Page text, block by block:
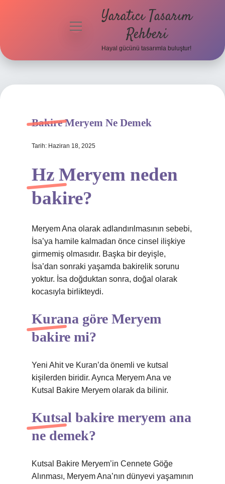
menüyü
Yaratıcı Tasarım
Rehberi
Hayal gücünü tasarımla buluştur!
Bakire Meryem Ne Demek
Tarih: Haziran 18, 2025
Hz Meryem neden
bakire?
Meryem Ana olarak adlandırılmasının sebebi,
İsa’ya hamile kalmadan önce cinsel ilişkiye
girmemiş olmasıdır. Başka bir deyişle,
İsa’dan sonraki yaşamda bakirelik sorunu
yoktur. İsa doğduktan sonra, doğal olarak
kocasıyla birlikteydi.
Kurana göre Meryem
bakire mi?
Yeni Ahit ve Kuran’da önemli ve kutsal
kişilerden biridir. Ayrıca Meryem Ana ve
Kutsal Bakire Meryem olarak da bilinir.
Kutsal bakire meryem ana
ne demek?
Kutsal Bakire Meryem’in Cennete Göğe
Alınması, Meryem Ana’nın dünyevi yaşamının